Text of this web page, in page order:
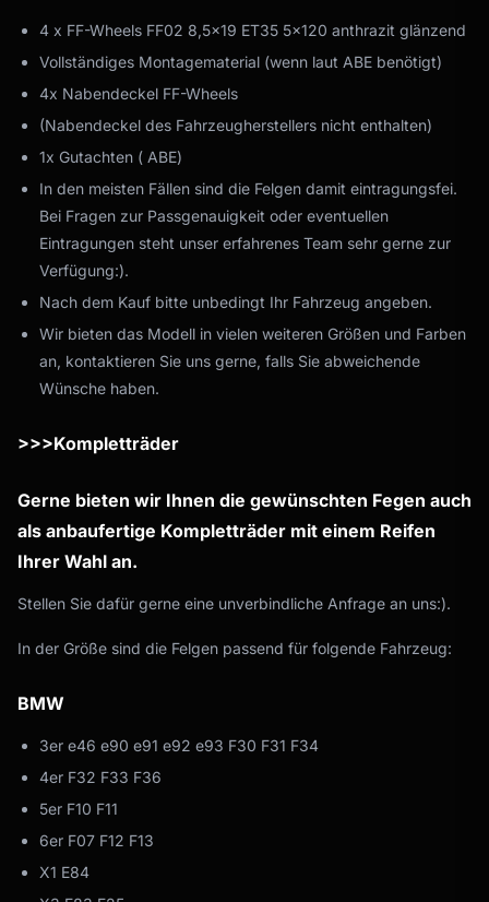
4 x FF-Wheels FF02 8,5x19 ET35 5x120 anthrazit glänzend
Vollständiges Montagematerial (wenn laut ABE benötigt)
4x Nabendeckel FF-Wheels
(Nabendeckel des Fahrzeugherstellers nicht enthalten)
1x Gutachten ( ABE)
In den meisten Fällen sind die Felgen damit eintragungsfei.
Bei Fragen zur Passgenauigkeit oder eventuellen
Eintragungen steht unser erfahrenes Team sehr gerne zur
Verfügung:).
Nach dem Kauf bitte unbedingt Ihr Fahrzeug angeben.
Wir bieten das Modell in vielen weiteren Größen und Farben
an, kontaktieren Sie uns gerne, falls Sie abweichende
Wünsche haben.
>>>Kompletträder
Gerne bieten wir Ihnen die gewünschten Fegen auch
als anbaufertige Kompletträder mit einem Reifen
Ihrer Wahl an.
Stellen Sie dafür gerne eine unverbindliche Anfrage an uns:).
In der Größe sind die Felgen passend für folgende Fahrzeug:
BMW
3er e46 e90 e91 e92 e93 F30 F31 F34
4er F32 F33 F36
5er F10 F11
6er F07 F12 F13
X1 E84